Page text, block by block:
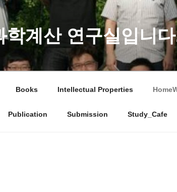
계산 연구실입니
Books Intellectual Properties
Publication Submission Study_Cafe